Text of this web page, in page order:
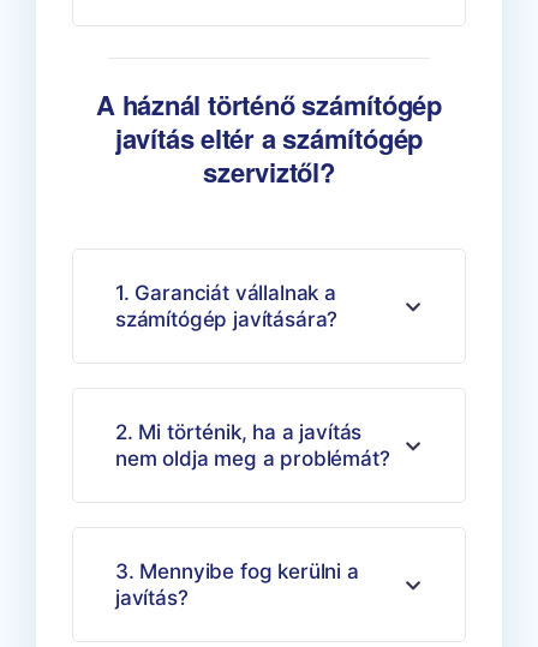
A háznál történő számítógép
javítás eltér a számítógép
szerviztől?
1. Garanciát vállalnak a
számítógép javítására?
2. Mi történik, ha a javítás
nem oldja meg a problémát?
3. Mennyibe fog kerülni a
javítás?